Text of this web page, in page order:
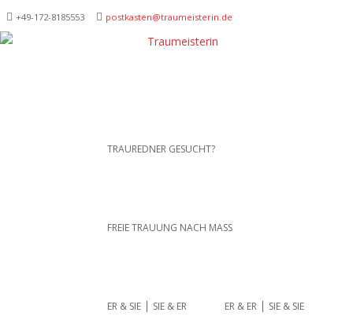
+49-172-­8185553 postkasten@traumeisterin.de
Traurednerein München,
Leidenschaft
SKIP TO CONTENT
TRAUREDNER GESUCHT?
FREIE TRAUUNG NACH MASS
ER & SIE ⎪ SIE & ER ER & ER ⎪ SIE & SIE